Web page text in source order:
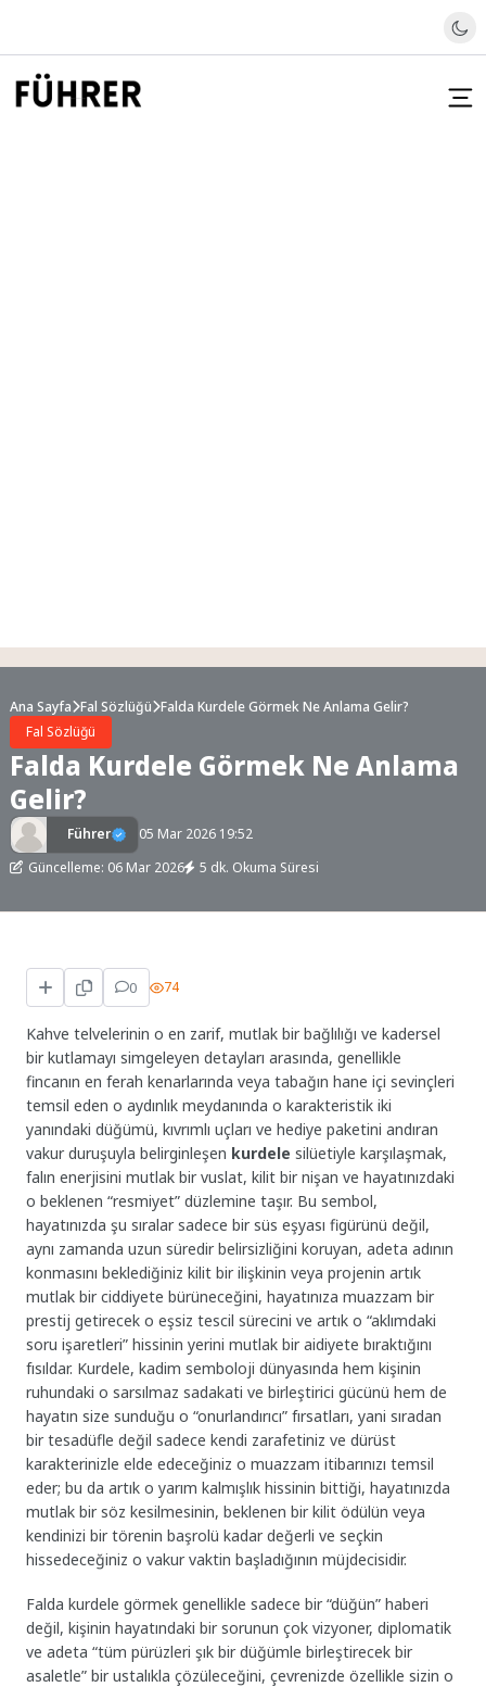
Ana Sayfa Fal Sözlüğü Falda Kurdele Görmek Ne Anlama Gelir?
Fal Sözlüğü
Falda Kurdele Görmek Ne Anlama
Gelir?
Führer
05 Mar 2026 19:52
Güncelleme: 06 Mar 2026
5 dk. Okuma Süresi
0 74
Kahve telvelerinin o en zarif, mutlak bir bağlılığı ve kadersel
bir kutlamayı simgeleyen detayları arasında, genellikle
fincanın en ferah kenarlarında veya tabağın hane içi sevinçleri
temsil eden o aydınlık meydanında o karakteristik iki
yanındaki düğümü, kıvrımlı uçları ve hediye paketini andıran
vakur duruşuyla belirginleşen kurdele silüetiyle karşılaşmak,
falın enerjisini mutlak bir vuslat, kilit bir nişan ve hayatınızdaki
o beklenen “resmiyet” düzlemine taşır. Bu sembol,
hayatınızda şu sıralar sadece bir süs eşyası figürünü değil,
aynı zamanda uzun süredir belirsizliğini koruyan, adeta adının
konmasını beklediğiniz kilit bir ilişkinin veya projenin artık
mutlak bir ciddiyete bürüneceğini, hayatınıza muazzam bir
prestij getirecek o eşsiz tescil sürecini ve artık o “aklımdaki
soru işaretleri” hissinin yerini mutlak bir aidiyete bıraktığını
fısıldar. Kurdele, kadim semboloji dünyasında hem kişinin
ruhundaki o sarsılmaz sadakati ve birleştirici gücünü hem de
hayatın size sunduğu o “onurlandırıcı” fırsatları, yani sıradan
bir tesadüfle değil sadece kendi zarafetiniz ve dürüst
karakterinizle elde edeceğiniz o muazzam itibarınızı temsil
eder; bu da artık o yarım kalmışlık hissinin bittiği, hayatınızda
mutlak bir söz kesilmesinin, beklenen bir kilit ödülün veya
kendinizi bir törenin başrolü kadar değerli ve seçkin
hissedeceğiniz o vakur vaktin başladığının müjdecisidir.
Falda kurdele görmek genellikle sadece bir “düğün” haberi
değil, kişinin hayatındaki bir sorunun çok vizyoner, diplomatik
ve adeta “tüm pürüzleri şık bir düğümle birleştirecek bir
asaletle” bir ustalıkla çözüleceğini, çevrenizde özellikle sizin o